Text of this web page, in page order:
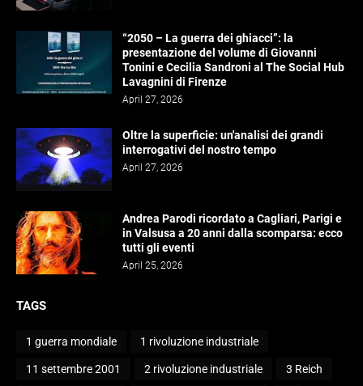
“2050 – La guerra dei ghiacci”: la
presentazione del volume di Giovanni
Tonini e Cecilia Sandroni al The Social Hub
Lavagnini di Firenze
April 27, 2026
Oltre la superficie: un'analisi dei grandi
interrogativi del nostro tempo
April 27, 2026
Andrea Parodi ricordato a Cagliari, Parigi e
in Valsusa a 20 anni dalla scomparsa: ecco
tutti gli eventi
April 25, 2026
TAGS
1 guerra mondiale 1 rivoluzione industriale
11 settembre 2001 2 rivoluzione industriale 3 Reich